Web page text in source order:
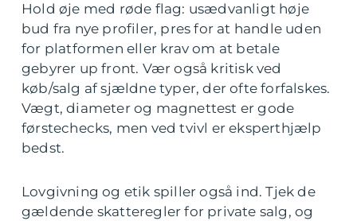
Hold øje med røde flag: usædvanligt høje
bud fra nye profiler, pres for at handle uden
for platformen eller krav om at betale
gebyrer up front. Vær også kritisk ved
køb/salg af sjældne typer, der ofte forfalskes.
Vægt, diameter og magnettest er gode
førstechecks, men ved tvivl er eksperthjælp
bedst.
Lovgivning og etik spiller også ind. Tjek de
gældende skatteregler for private salg, og